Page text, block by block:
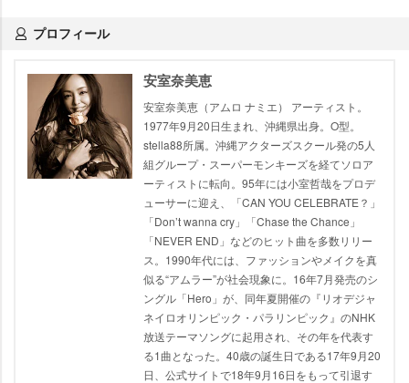
プロフィール
安室奈美恵
安室奈美恵（アムロ ナミエ） アーティスト。
1977年9月20日生まれ、沖縄県出身。O型。
stella88所属。沖縄アクターズスクール発の5人
組グループ・スーパーモンキーズを経てソロア
ーティストに転向。95年には小室哲哉をプロデ
ューサーに迎え、「CAN YOU CELEBRATE？」
「Don’t wanna cry」「Chase the Chance」
「NEVER END」などのヒット曲を多数リリー
ス。1990年代には、ファッションやメイクを真
似る“アムラー”が社会現象に。16年7月発売のシ
ングル「Hero」が、同年夏開催の『リオデジャ
ネイロオリンピック・パラリンピック』のNHK
放送テーマソングに起用され、その年を代表す
る1曲となった。40歳の誕生日である17年9月20
日、公式サイトで18年9月16日をもって引退す